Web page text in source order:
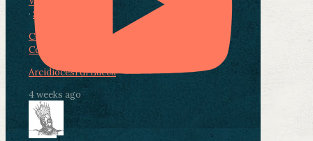
· Share
Condividi su Facebook
Condividi su LinkedIn
Arcidiocesi di Lucca
4 weeks ago